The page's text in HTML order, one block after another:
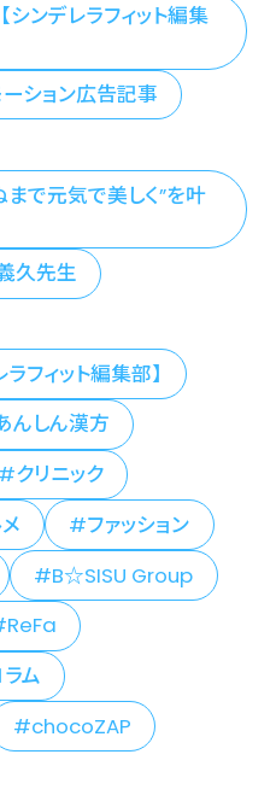
ンデレラフィット編集
ーション広告記事
で元気で美しく”を叶
久先生
フィット編集部】
んしん漢方
クリニック
ファッション
B☆SISU Group
ReFa
ム
chocoZAP